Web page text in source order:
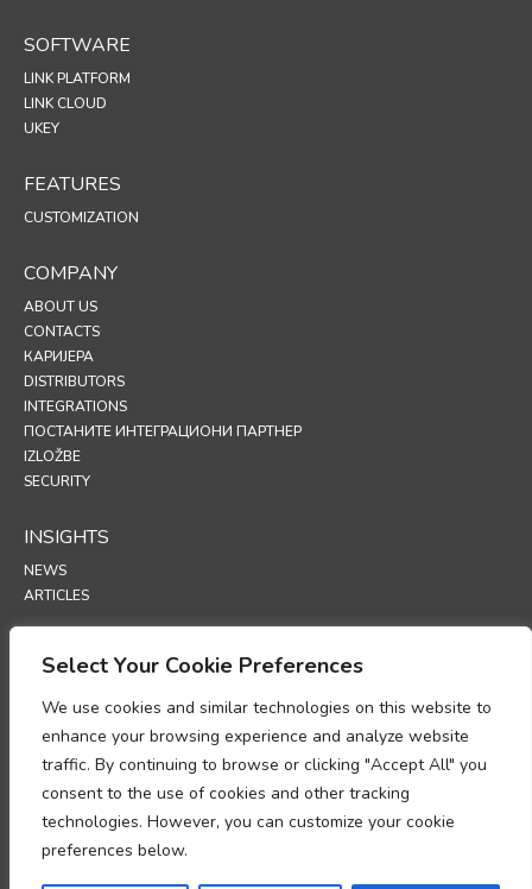
Select Your Cookie Preferences
We use cookies and similar technologies on this website to
enhance your browsing experience and analyze website
traffic. By continuing to browse or clicking "Accept All" you
consent to the use of cookies and other tracking
technologies. However, you can customize your cookie
preferences below.
SOFTWARE
LINK PLATFORM
LINK CLOUD
UKEY
FEATURES
CUSTOMIZATION
COMPANY
ABOUT US
CONTACTS
КАРИЈЕРА
DISTRIBUTORS
INTEGRATIONS
ПОСТАНИТЕ ИНТЕГРАЦИОНИ ПАРТНЕР
IZLOŽBE
SECURITY
INSIGHTS
NEWS
ARTICLES
SUPPORT
POLICIES
ПОЛИТИКА ПРИВАТНОСТИ
ПОЛИТИКА О КОЛАЧИЋИМА
MEMORANDUM O USKLAĐENOSTI U OBRADI PODATAKA O LIČNOSTI
DODATAK O OBRADI PODATAKA